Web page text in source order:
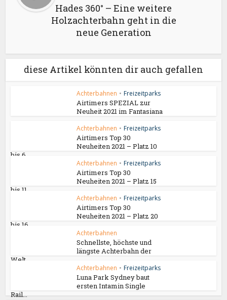
Hades 360° – Eine weitere
Holzachterbahn geht in die
neue Generation
diese Artikel könnten dir auch gefallen
Achterbahnen • Freizeitparks
Airtimers SPEZIAL zur
Neuheit 2021 im Fantasiana
Achterbahnen • Freizeitparks
Airtimers Top 30
Neuheiten 2021 – Platz 10
bis 6
Achterbahnen • Freizeitparks
Airtimers Top 30
Neuheiten 2021 – Platz 15
bis 11
Achterbahnen • Freizeitparks
Airtimers Top 30
Neuheiten 2021 – Platz 20
bis 16
Achterbahnen
Schnellste, höchste und
längste Achterbahn der
Welt...
Achterbahnen • Freizeitparks
Luna Park Sydney baut
ersten Intamin Single
Rail...